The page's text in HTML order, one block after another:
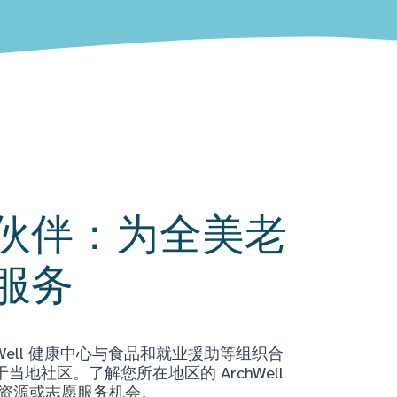
伴：为全美老
务
健康中心与食品和就业援助等组织合
当地社区。了解您所在地区的 ArchWell
源或志愿服务机会。